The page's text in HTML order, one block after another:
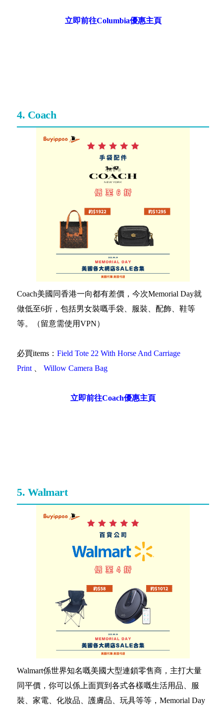
立即前往Columbia優惠主頁
4. Coach
Coach美國同香港一向都有差價，今次Memorial Day就
做低至6折，包括男女裝嘅手袋、服裝、配飾、鞋等
等。（留意需使用VPN）
必買items： Field Tote 22 With Horse And Carriage
Print
Willow Camera Bag
立即前往Coach優惠主頁
5. Walmart
Walmart係世界知名嘅美國大型連鎖零售商，主打大量
同平價，你可以係上面買到各式各樣嘅生活用品、服
裝、家電、化妝品、護膚品、玩具等等，Memorial Day